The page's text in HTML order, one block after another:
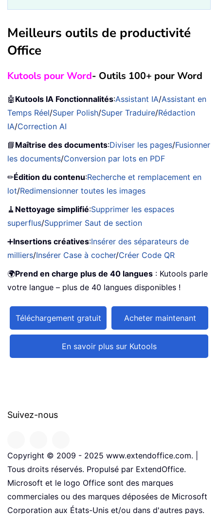
Meilleurs outils de productivité
Office
Kutools pour Word- Outils 100+ pour Word
🤖 Kutools IA Fonctionnalités:Assistant IA/Assistant en
Temps Réel/Super Polish/Super Traduire/Rédaction
IA/Correction AI
📘 Maîtrise des documents:Diviser les pages/Fusionner
les documents/Conversion par lots en PDF
✏Édition du contenu:Recherche et remplacement en
lot/Redimensionner toutes les images
🧹 Nettoyage simplifié:Supprimer les espaces
superflus/Supprimer Saut de section
➕Insertions créatives:Insérer des séparateurs de
milliers/Insérer Case à cocher/Créer Code QR
🌍Prend en charge plus de 40 langues : Kutools parle
votre langue – plus de 40 langues disponibles !
Téléchargement gratuit Acheter maintenant
En savoir plus sur Kutools
Suivez-nous
Copyright © 2009 - 2025 www.extendoffice.com. |
Tous droits réservés. Propulsé par ExtendOffice.
Microsoft et le logo Office sont des marques
commerciales ou des marques déposées de Microsoft
Corporation aux États-Unis et/ou dans d'autres pays.